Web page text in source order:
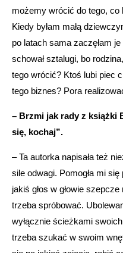
możemy wrócić do tego, co
Kiedy byłam małą
po latach sama zaczęłam
schował sztalugi, bo
tego wrócić? Ktoś lubi piec
tego biznes? Pora
– Brzmi jak rady z książki
się, kochaj”.
– Ta autorka napisała też
sile odwagi. Pomogła mi
jakiś głos w głowie
trzeba spróbować.
wyłącznie ścieżkami
trzeba szukać w swoim